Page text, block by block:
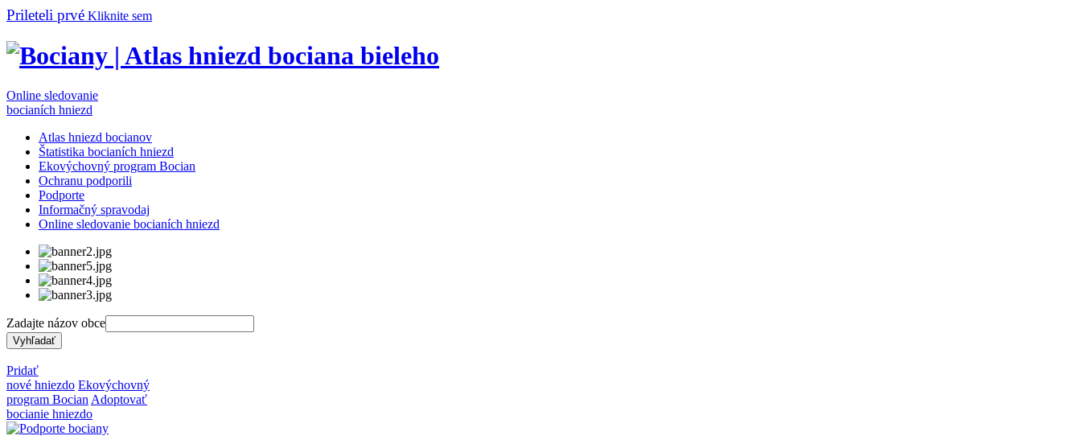
Prileteli prvé Kliknite sem
Online sledovanie
bocianích hniezd
Atlas hniezd bocianov
Štatistika bocianích hniezd
Ekovýchovný program Bocian
Ochranu podporili
Podporte
Informačný spravodaj
Online sledovanie bocianích hniezd
Zadajte názov obce
Pridať
nové hniezdo Ekovýchovný
program Bocian Adoptovať
bocianie hniezdo